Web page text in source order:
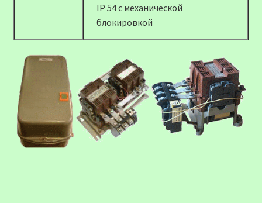
IP 54 с механической
блокировкой